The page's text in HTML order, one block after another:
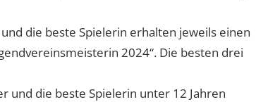
die beste Spielerin erhalten jeweils einen
2024“. Die besten drei
und die beste Spielerin unter 12 Jahren